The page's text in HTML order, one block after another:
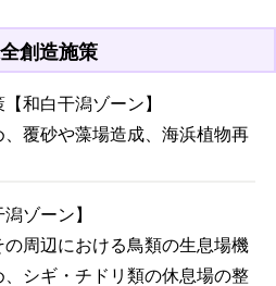
創造施策
和白干潟ゾーン】
覆砂や藻場造成、海浜植物再
ゾーン】
周辺における鳥類の生息場機
シギ・チドリ類の休息場の整